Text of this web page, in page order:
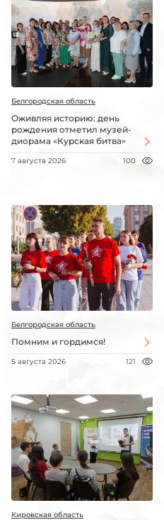
Белгородская область
Оживляя историю: день
рождения отметил музей-
диорама «Курская битва»
7 августа 2026 100
Белгородская область
Помним и гордимся!
5 августа 2026 121
Кировская область